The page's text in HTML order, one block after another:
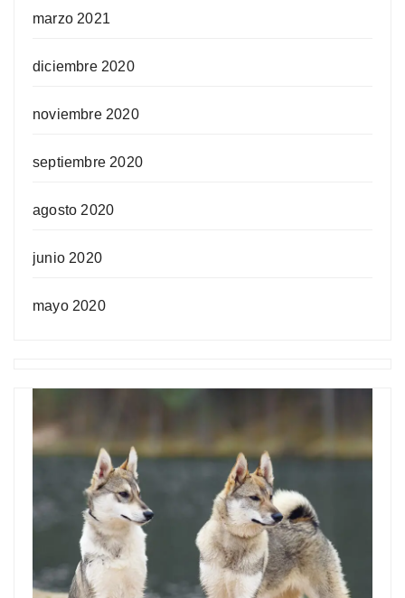
marzo 2021
diciembre 2020
noviembre 2020
septiembre 2020
agosto 2020
junio 2020
mayo 2020